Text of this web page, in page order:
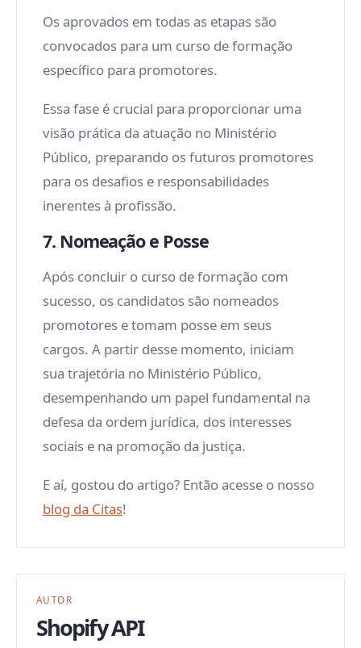
Os aprovados em todas as etapas são
convocados para um curso de formação
específico para promotores.
Essa fase é crucial para proporcionar uma
visão prática da atuação no Ministério
Público, preparando os futuros promotores
para os desafios e responsabilidades
inerentes à profissão.
7. Nomeação e Posse
Após concluir o curso de formação com
sucesso, os candidatos são nomeados
promotores e tomam posse em seus
cargos. A partir desse momento, iniciam
sua trajetória no Ministério Público,
desempenhando um papel fundamental na
defesa da ordem jurídica, dos interesses
sociais e na promoção da justiça.
E aí, gostou do artigo? Então acesse o nosso
blog da Citas!
AUTOR
Shopify API